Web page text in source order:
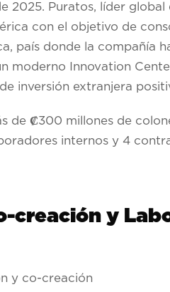
2025. Puratos, líder
con el objetivo de
país donde la compañía
moderno Innovation
inversión extranjera
de ₡300 millones de
internos y 4
creación y
y co-creación